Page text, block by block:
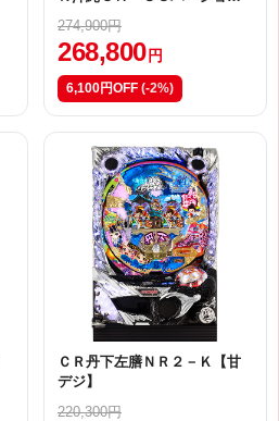
274,900円
268,800 円
6,100円OFF (-2%)
ＣＲ丹下左膳ＮＲ２－Ｋ【甘
デジ】
220,300円